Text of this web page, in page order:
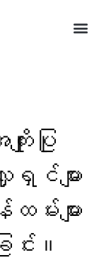
းပြု
င်များ
းများ
ြင်း။